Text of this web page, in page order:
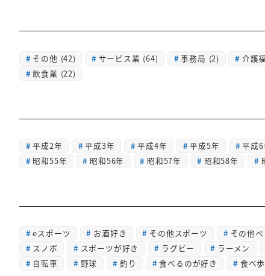
その他 (42) サービス業 (64) 事務局 (2) 介護
飲食業 (22)
平成2年 平成3年 平成4年 平成5年 平成
昭和55年
昭和56年 昭和57年 昭和58年
eスポーツ お酒好き その他スポーツ その他
スノボ
スポーツが好き ラグビー ラーメン
自転車
野球 釣り 食べるのが好き 食べ